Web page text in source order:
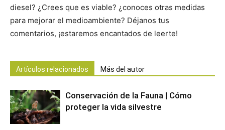
diesel? ¿Crees que es viable? ¿conoces otras medidas
para mejorar el medioambiente? Déjanos tus
comentarios, ¡estaremos encantados de leerte!
Artículos relacionados Más del autor
Conservación de la Fauna | Cómo
proteger la vida silvestre